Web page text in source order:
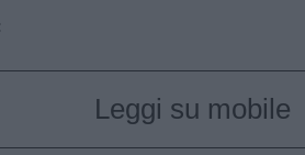
Leggi su mobile